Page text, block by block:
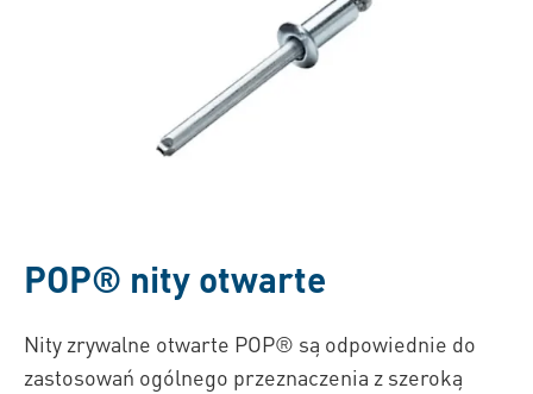
POP® nity otwarte
Nity zrywalne otwarte POP® są odpowiednie do
zastosowań ogólnego przeznaczenia z szeroką